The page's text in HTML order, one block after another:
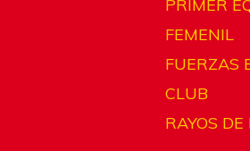
PRIMER
FEMENIL
FUERZAS
CLUB
RAYOS DE